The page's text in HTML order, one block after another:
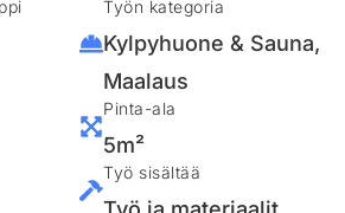
Työn kategoria
Kylpyhuone & Sauna,
Maalaus
Pinta-ala
5m²
Työ sisältää